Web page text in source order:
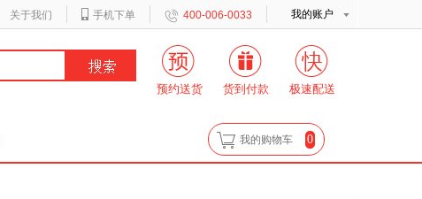
我的账户
关于我们 手机下单 400-006-0033
预约送货 货到付款 极速配送
我的购物车 0